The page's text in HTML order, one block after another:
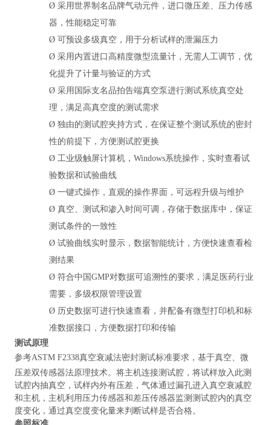
Ø 采用世界制名品牌气动元件，进口微压差、压力传感
器，性能稳定可靠
Ø 可预设多级真空，用于分析试样的泄漏压力
Ø 采用内置进口高精度微型流量计，无需人工调节，优
化提升了计量与验证的方式
Ø 采用国际支名品拍告端真空泵进行测试系统真空处
理，满足高真空度的测试需求
Ø 独由的测试腔夹持方式，在保证整个测试系统的密封
性的前提下，方便测试腔更换
Ø 工业级触屏计算机，Windows系统操作，实时查看试
验数据和试验曲线
Ø 一键式操作，直观的操作界面，可远程升级与维护
Ø 真空、测试和渗入时间可调，存储于数据库中，保证
测试条件的一致性
Ø 试验曲线实时显示，数据智能统计，方便快速查看检
测结果
Ø 符合中国GMP对数据可追溯性的要求，满足医药行业
需要，多级权限管理设置
Ø 历史数据可进行快速查看，并配备有微型打印机和标
准数据接口，方便数据打印和传输
测试原理
参考ASTM F2338真空衰减法密封测试标准要求，基于真空、微
压差双传感器法原理技术。将主机连接测试腔，将试样放入此测
试腔内抽真空，试样内外有压差，气体通过漏孔进入真空衰减腔
和主机，主机利用压力传感器和差压传感器监测测试腔内的真空
度变化，通过真空度变化量来判断试样是否合格。